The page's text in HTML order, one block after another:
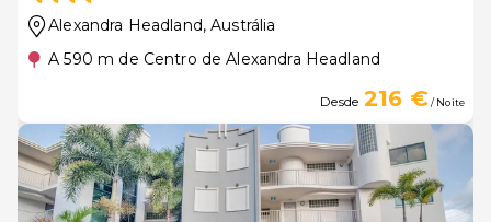
Alexandra Headland, Austrália
A 590 m de Centro de Alexandra Headland
Desde 216 €/ Noite